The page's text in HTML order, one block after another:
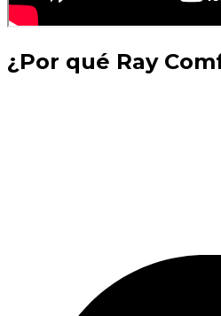
¿Por qué Ray